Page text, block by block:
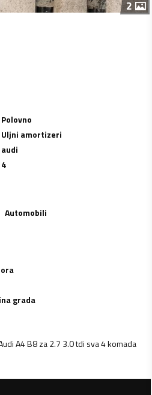
2
Polovno
Uljni amortizeri
audi
4
Automobili
grada
A4 B8 za 2.7 3.0 tdi sva 4 komada